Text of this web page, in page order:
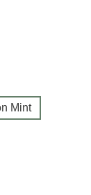
Mint